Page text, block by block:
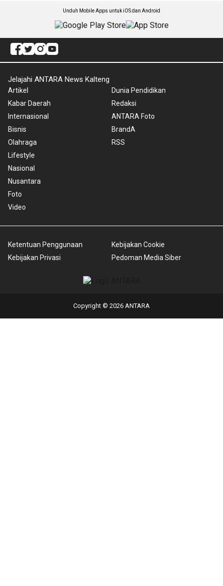
Unduh Mobile Apps untuk iOS dan Android
Jelajahi ANTARA News Kalteng
Artikel
Kabar Daerah
Internasional
Bisnis
Olahraga
Lifestyle
Nasional
Nusantara
Foto
Video
Dunia Pendidikan
Redaksi
ANTARA Foto
BrandA
RSS
Ketentuan Penggunaan
Kebijakan Privasi
Kebijakan Cookie
Pedoman Media Siber
Copyright © 2026 ANTARA